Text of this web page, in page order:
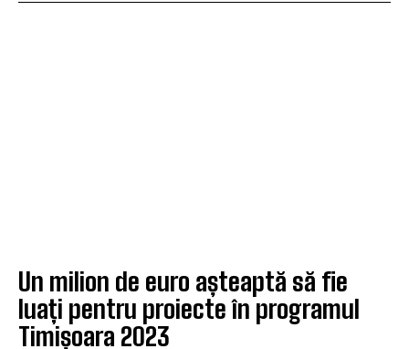
Un milion de euro așteaptă să fie
luați pentru proiecte în programul
Timișoara 2023